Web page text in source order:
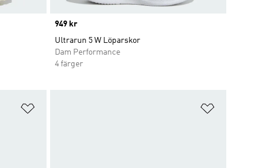
Price
949 kr
Ultrarun 5 W Löparskor
Dam Performance
4 färger